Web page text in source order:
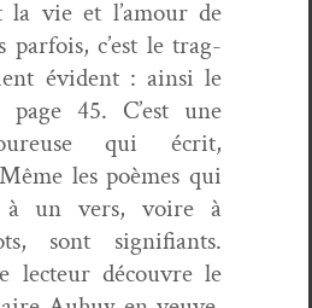
la vie et l’amour de
c’est le trag­
évi­dent : ain­si le
45. C’est une
qui écrit,
les poèmes qui
à un vers, voire à
sont sig­nifi­ants.
lecteur décou­vre le